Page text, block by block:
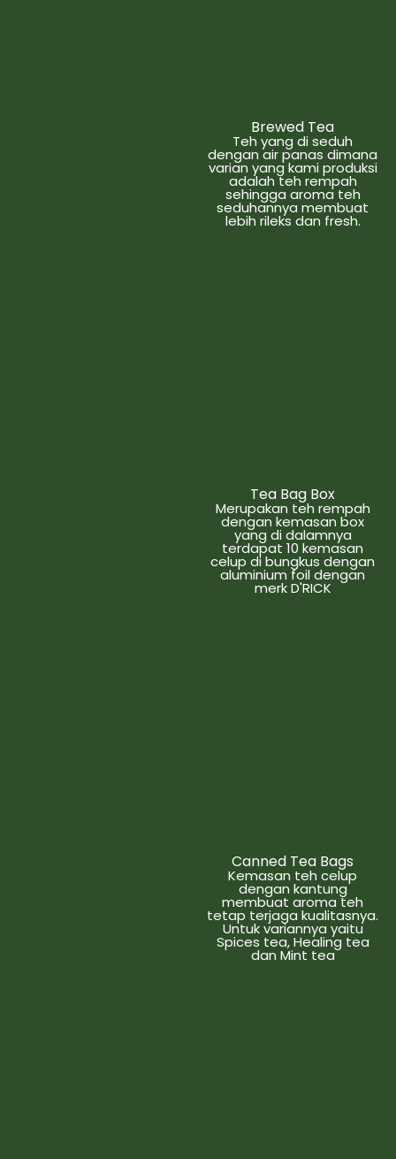
Brewed Tea
Teh yang di seduh
dengan air panas dimana
varian yang kami produksi
adalah teh rempah
sehingga aroma teh
seduhannya membuat
lebih rileks dan fresh.
Tea Bag Box
Merupakan teh rempah
dengan kemasan box
yang di dalamnya
terdapat 10 kemasan
celup di bungkus dengan
aluminium foil dengan
merk D'RICK
Canned Tea Bags
Kemasan teh celup
dengan kantung
membuat aroma teh
tetap terjaga kualitasnya.
Untuk variannya yaitu
Spices tea, Healing tea
dan Mint tea